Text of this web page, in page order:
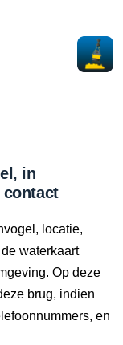
in
contact
locatie,
waterkaart
Op deze
brug, indien
en